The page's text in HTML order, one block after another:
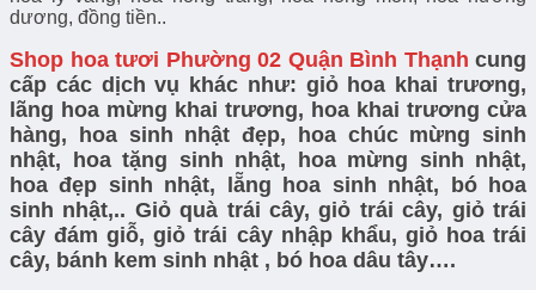
dương, đồng tiền..
Shop hoa tươi Phường 02 Quận Bình Thạnh cung
cấp các dịch vụ khác như: giỏ hoa khai trương,
lãng hoa mừng khai trương, hoa khai trương cửa
hàng, hoa sinh nhật đẹp, hoa chúc mừng sinh
nhật, hoa tặng sinh nhật, hoa mừng sinh nhật,
hoa đẹp sinh nhật, lẵng hoa sinh nhật, bó hoa
sinh nhật,.. Giỏ quà trái cây, giỏ trái cây, giỏ trái
cây đám giỗ, giỏ trái cây nhập khẩu, giỏ hoa trái
cây, bánh kem sinh nhật , bó hoa dâu tây….